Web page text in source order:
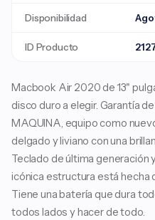
Disponibilidad
ID Producto
Macbook Air 2020 de 13"
disco duro a elegir. Garantía
MAQUINA, equipo como
delgado y liviano con una
Teclado de última generación
icónica estructura está hecha
Tiene una batería que dura
todos lados y hacer de todo.